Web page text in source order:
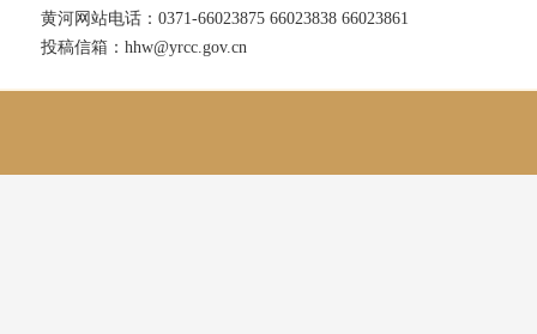
黄河网站电话：0371-66023875 66023838 66023861
投稿信箱：hhw@yrcc.gov.cn